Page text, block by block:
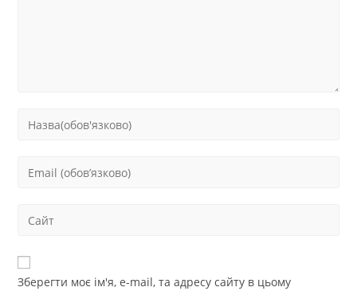
Зберегти моє ім'я, e-mail, та адресу сайту в цьому